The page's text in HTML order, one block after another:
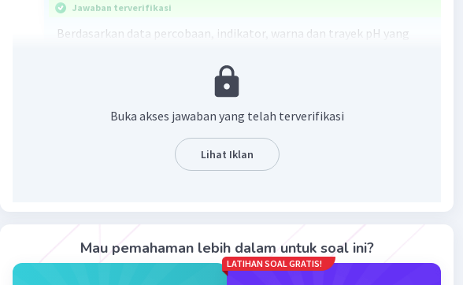
Jawaban terverifikasi
Berdasarkan data percobaan, indikator, warna dan trayek pH yang
Balas
Buka akses jawaban yang telah terverifikasi
Lihat Iklan
Mau pemahaman lebih dalam untuk soal ini?
LATIHAN SOAL GRATIS!